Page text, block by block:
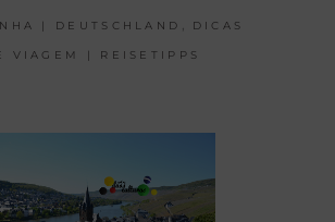
| DEUTSCHLAND DICAS
VIAGEM | REISETIPPS